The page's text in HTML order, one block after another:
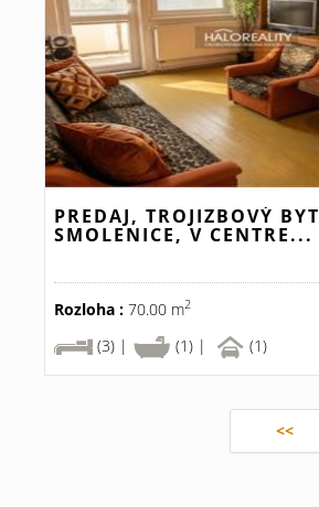
PREDAJ, TROJIZBOVÝ BYT
SMOLENICE, V CENTRE...
Rozloha : 70.00 m2
(3) |
(1) | (1)
<<